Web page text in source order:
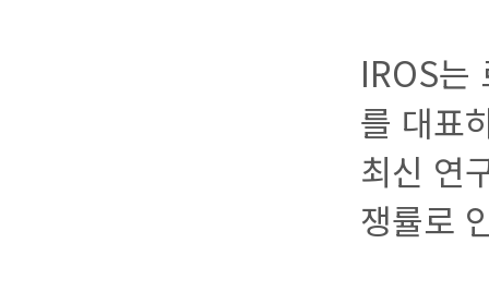
IROS는
를 대표
최신 연
쟁률로